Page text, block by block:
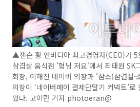
▲젠슨 황 엔비디아 최고경영자(CEO)가 5
삼겹살 음식점 '형님 저요'에서 최태원 SK
회장, 이해진 네이버 의장과 '삼소(삼겹살·
의장이 ‘네이버페이 결제단말기 커넥트’
있다. 고이란 기자 photoeran@